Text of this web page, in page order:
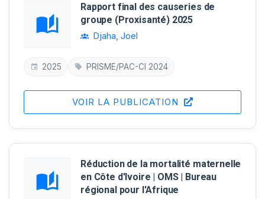
Rapport final des causeries de
groupe (Proxisanté) 2025
Djaha, Joel
2025 PRISME/PAC-CI 2024
VOIR LA PUBLICATION
Réduction de la mortalité maternelle
en Côte d'Ivoire | OMS | Bureau
régional pour l'Afrique